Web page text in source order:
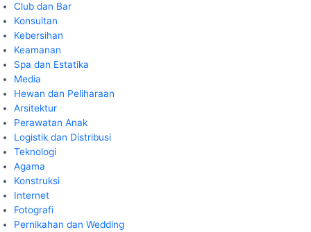
Club dan Bar
Konsultan
Kebersihan
Keamanan
Spa dan Estatika
Media
Hewan dan Peliharaan
Arsitektur
Perawatan Anak
Logistik dan Distribusi
Teknologi
Agama
Konstruksi
Internet
Fotografi
Pernikahan dan Wedding